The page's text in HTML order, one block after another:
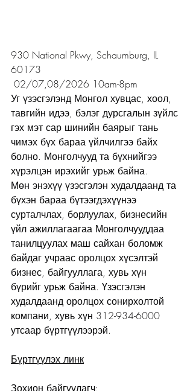
930 National Pkwy, Schaumburg, IL
60173
02/07,08/2026 10am-8pm
Уг үзэсгэлэнд Монгол хувцас, хоол,
тавгийн идээ, бэлэг дурсгалын зүйлс
гэх мэт сар шинийн баярыг тань
чимэх бүх бараа үйлчилгээ байх
болно. Монголчууд та бүхнийгээ
хүрэлцэн ирэхийг урьж байна.
Мөн энэхүү үзэсгэлэн худалдаанд та
бүхэн бараа бүтээгдэхүүнээ
сурталчлах, борлуулах, бизнесийн
үйл ажиллагаагаа Монголчууддаа
танилцуулах маш сайхан боломж
байдаг учраас оролцох хүсэлтэй
бизнес, байгууллага, хувь хүн
бүрийг урьж байна. Үзэсгэлэн
худалдаанд оролцох сонирхолтой
компани, хувь хүн 312-934-6000
утсаар бүртгүүлээрэй.
Бүртгүүлэх линк
Зохион байгуулагч: